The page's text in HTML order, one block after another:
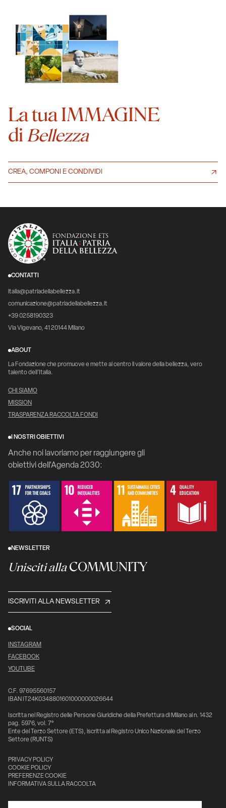
La tua IMMAGINE
di Bellezza
CREA, COMPONI E CONDIVIDI
CONTATTI
italia@patriadellabellezza.it
comunicazione@patriadellabellezza.it
+39 0258190323
Via Vigevano, 41 20144 Milano
ABOUT
La Fondazione che promuove e mette al centro il valore della bellezza, vero
talento dell’Italia.
CHI SIAMO
MISSION
TRASPARENZA RACCOLTA FONDI
I NOSTRI OBIETTIVI
Anche noi lavoriamo per raggiungere gli
obiettivi dell'Agenda 2030:
NEWSLETTER
Unisciti allaCOMMUNITY
ISCRIVITI ALLA NEWSLETTER
SOCIAL
INSTAGRAM
FACEBOOK
YOUTUBE
C.F. 97695560157
IBAN IT24K0348801601000000026644
Iscritta nel Registro delle Persone Giuridiche della Prefettura di Milano al n. 1432
pag. 5976, vol. 7°
Ente del Terzo Settore (ETS), iscritta al Registro Unico Nazionale del Terzo
Settore (RUNTS)
PRIVACY POLICY
COOKIE POLICY
PREFERENZE COOKIE
INFORMATIVA SULLA RACCOLTA